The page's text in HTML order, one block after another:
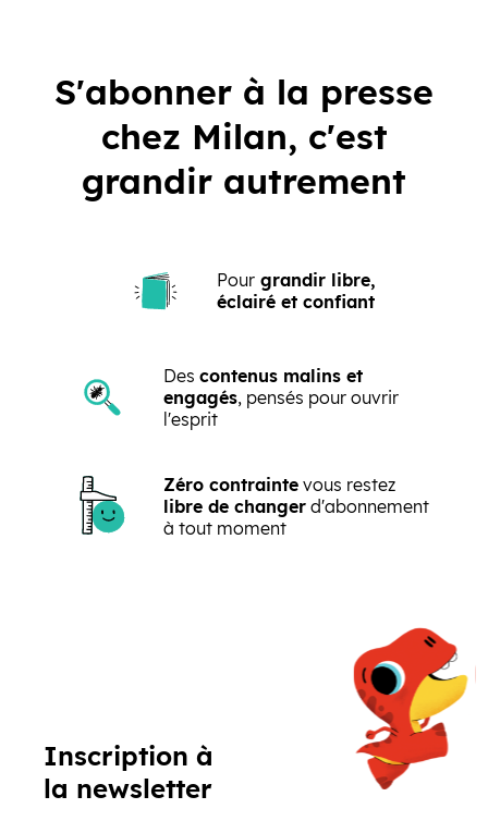
S'abonner à la presse
chez Milan, c'est
grandir autrement
Pour grandir libre,
éclairé et confiant
Des contenus malins et
engagés, pensés pour ouvrir
l'esprit
Zéro contrainte vous restez
libre de changer d'abonnement
à tout moment
Inscription à
la newsletter